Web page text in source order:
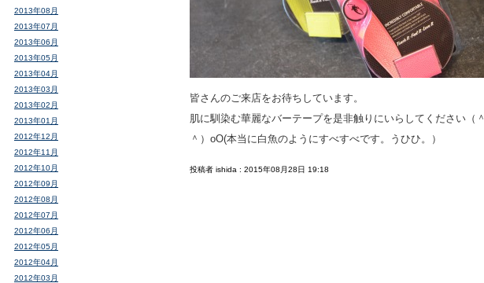
皆さんのご来店をお待ちしています。
肌に馴染む華麗なバーテープを是非触りにいらしてください（＾
＾）oO(本当に白魚のようにすべすべです。うひひ。）
投稿者 ishida : 2015年08月28日 19:18
2013年08月
2013年07月
2013年06月
2013年05月
2013年04月
2013年03月
2013年02月
2013年01月
2012年12月
2012年11月
2012年10月
2012年09月
2012年08月
2012年07月
2012年06月
2012年05月
2012年04月
2012年03月